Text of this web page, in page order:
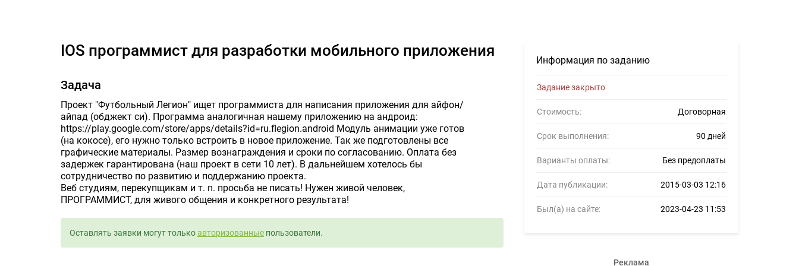
Информация по заданию
Задание закрыто
Стоимость: Договорная
Срок выполнения: 90 дней
Варианты оплаты: Без предоплаты
Дата публикации: 2015-03-03 12:16
Был(а) на сайте: 2023-04-23 11:53
Реклама
iOS программист для разработки мобильного приложения
Задача
Проект "Футбольный Легион" ищет программиста для написания приложения для айфон/
айпад (обджект си). Программа аналогичная нашему приложению на андроид:
https://play.google.com/store/apps/details?id=ru.flegion.android Модуль анимации уже готов
(на кокосе), его нужно только встроить в новое приложение. Так же подготовлены все
графические материалы. Размер вознаграждения и сроки по согласованию. Оплата без
задержек гарантирована (наш проект в сети 10 лет). В дальнейшем хотелось бы
сотрудничество по развитию и поддержанию проекта.
Веб студиям, перекупщикам и т. п. просьба не писать! Нужен живой человек,
ПРОГРАММИСТ, для живого общения и конкретного результата!
Оставлять заявки могут толькоавторизованные пользователи.